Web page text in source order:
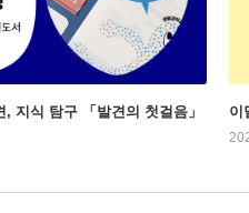
지식 탐구 「발견의 첫걸음」 이